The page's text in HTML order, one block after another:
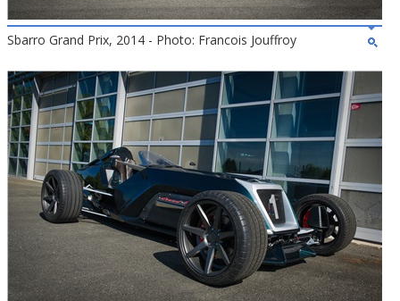
Sbarro Grand Prix, 2014 - Photo: Francois Jouffroy